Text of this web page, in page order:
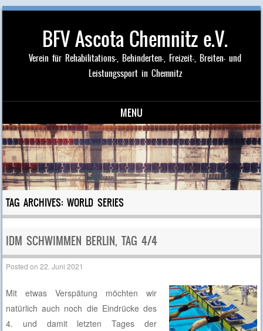
BFV Ascota Chemnitz e.V.
Verein für Rehabilitations-, Behinderten-, Freizeit-, Breiten- und
Leistungssport in Chemnitz
MENU
Skip to content
TAG ARCHIVES:WORLD SERIES
IDM SCHWIMMEN BERLIN, TAG 4/4
Posted on22. Juni 2021
Mit etwas Verspätung möchten wir
natürlich auch noch die Eindrücke des
4. und damit letzten Tages der